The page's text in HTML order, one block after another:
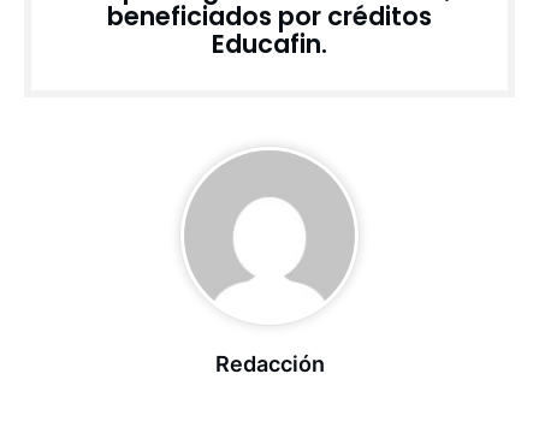
beneficiados por créditos
Educafin.
Redacción